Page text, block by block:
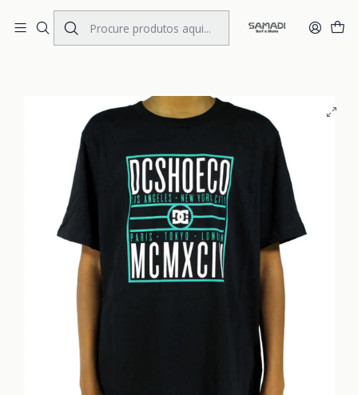
Portes Gratis Portugal e Espanha
Início KIDS CLOTHING T.Shirts T-Shirt DC Relevant